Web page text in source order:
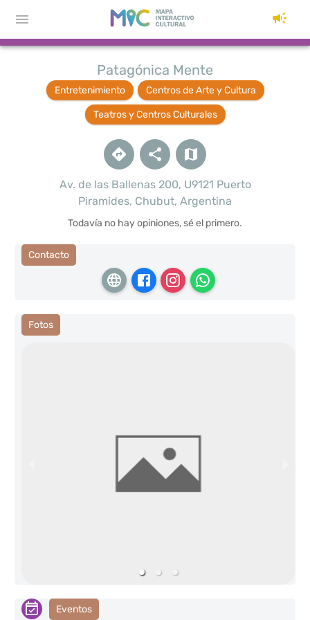
Patagónica Mente
Entretenimiento Centros de Arte y Cultura
Teatros y Centros Culturales
Av. de las Ballenas 200, U9121 Puerto
Piramides, Chubut, Argentina
Todavía no hay opiniones, sé el primero.
Contacto
Fotos
Eventos